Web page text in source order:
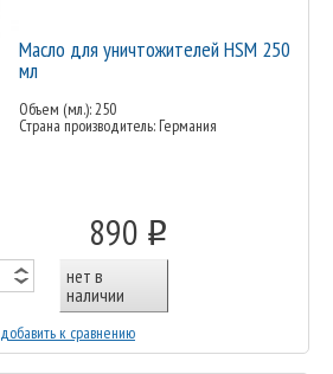
Масло для уничтожителей HSM 250
мл
Объем (мл.): 250
Страна производитель: Германия
890 o
нет в
наличии
добавить к сравнению